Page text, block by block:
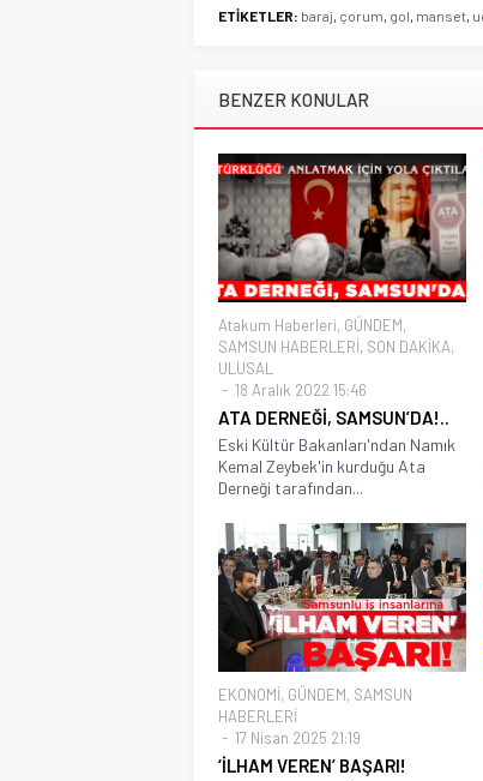
ETİKETLER: baraj, çorum, gol, manset,
BENZER KONULAR
Atakum Haberleri, GÜNDEM,
SAMSUN HABERLERİ, SON DAKİKA,
ULUSAL
18 Aralık 2022 15:46
ATA DERNEĞİ, SAMSUN’DA!..
Eski Kültür Bakanları'ndan Namık
Kemal Zeybek'in kurduğu Ata
Derneği tarafından...
EKONOMİ, GÜNDEM, SAMSUN
HABERLERİ
17 Nisan 2025 21:19
‘İLHAM VEREN’ BAŞARI!